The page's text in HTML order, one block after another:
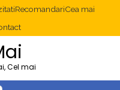
RecomandariCea mai
Cel mai